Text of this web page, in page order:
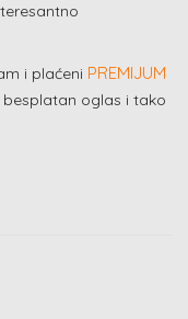
i plaćeni PREMIJUM
oglas i tako